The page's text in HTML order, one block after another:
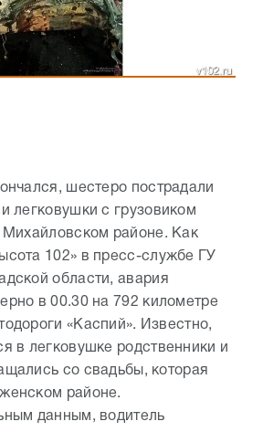
шестеро пострадали
легковушки с грузовиком
Михайловском районе. Как
102» в пресс-службе ГУ
области, авария
в 00.30 на 792 километре
«Каспий». Известно,
в легковушке родственники и
со свадьбы, которая
районе.
данным, водитель